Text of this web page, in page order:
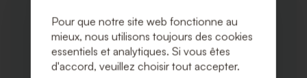
Pour que notre site web fonctionne au
mieux, nous utilisons toujours des cookies
essentiels et analytiques. Si vous êtes
d'accord, veuillez choisir tout accepter.